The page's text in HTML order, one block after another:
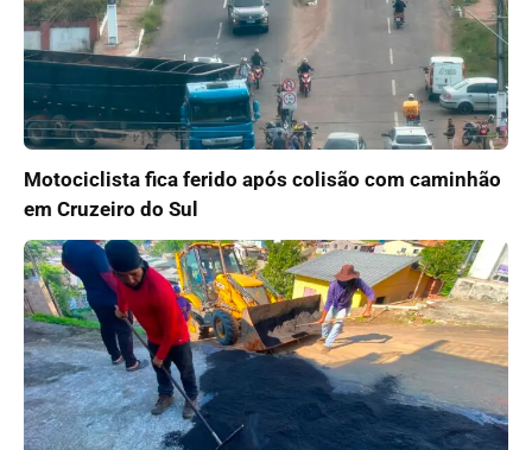
Motociclista fica ferido após colisão com caminhão
em Cruzeiro do Sul